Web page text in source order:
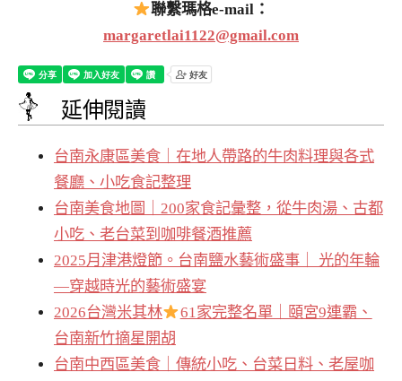
聯繫瑪格e-mail：
margaretlai1122@gmail.com
延伸閱讀
台南永康區美食｜在地人帶路的牛肉料理與各式
餐廳、小吃食記整理
台南美食地圖｜200家食記彙整，從牛肉湯、古都
小吃、老台菜到咖啡餐酒推薦
2025月津港燈節。台南鹽水藝術盛事｜ 光的年輪
—穿越時光的藝術盛宴
2026台灣米其林
61家完整名單｜頤宮9連霸、
台南新竹摘星開胡
台南中西區美食｜傳統小吃、台菜日料、老屋咖